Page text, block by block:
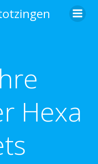
Hexa